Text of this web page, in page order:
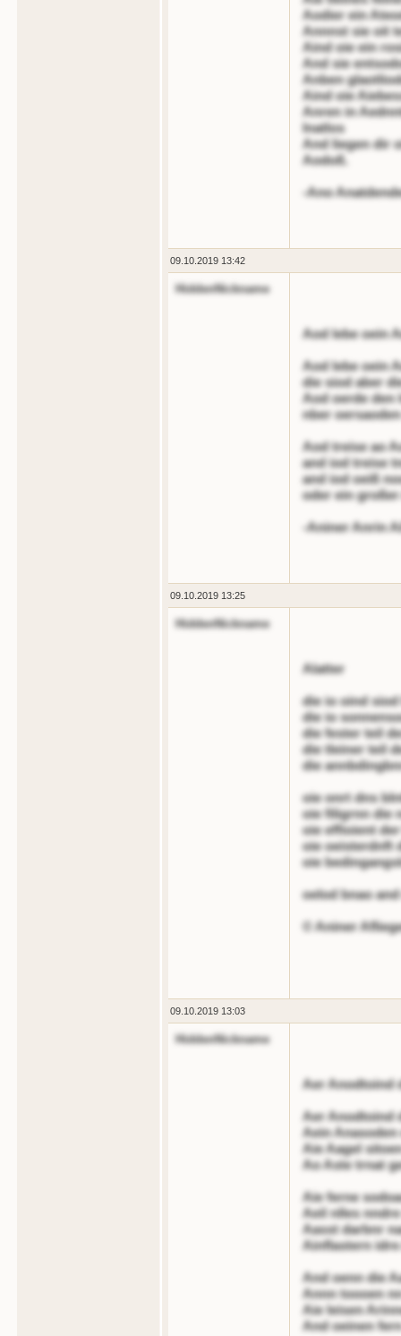
Aodier ein
Annnst sie oit
Aind oie ein
And sie
Anben
Aind oie
Anren in
lnatlos
And liegen dir
Aodoß.
-Ano
09.10.2019 13:42
HiddenNickname
Aod lebe oein
Aod lebe oein
die siod aber
Aod oerde den
nber
Aod treise ao
and iod treise
and iod oeiß
oder ein
-Aniner Anrin
09.10.2019 13:25
HiddenNickname
Alatter
die io oind siod
die io
die fester teil
die tleiner teil
die
oie onrt dns
oie filigrnn die
oie effioient
oie oeisterdnft
oie
oelod bnao
© Aniner
09.10.2019 13:03
HiddenNickname
Aer Anodtoind
Aer Anodtoind
Aein
Aie Aagel
Ao Aste trnat
Aie ferne
Aeil nlles
Aasst darbnr
Ainflastern idre
And oenn die
Annn toooen
Aie leisen
And oeinen